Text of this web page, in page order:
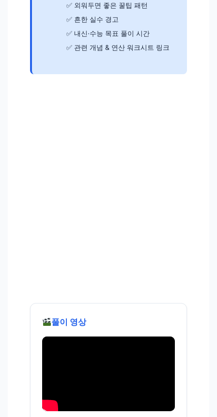
외워두면 좋은 꿀팁 패턴
흔한 실수 경고
내신·수능 목표 풀이 시간
관련 개념 & 연산 워크시트 링크
풀이 영상